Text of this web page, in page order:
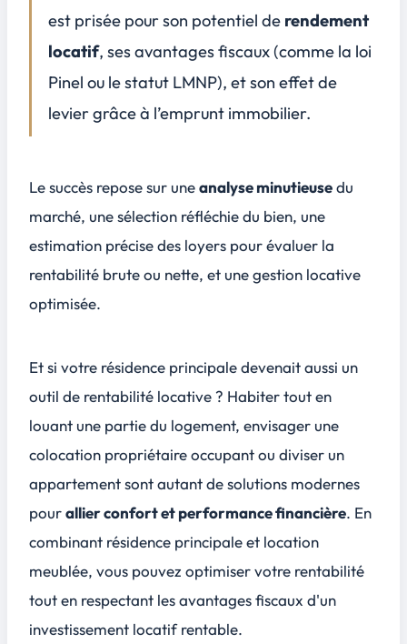
Conclusion
FAQ
est prisée pour son potentiel de rendement
locatif, ses avantages fiscaux (comme la loi
Pinel ou le statut LMNP), et son effet de
levier grâce à l’emprunt immobilier.
Le succès repose sur uneanalyse minutieusedu
marché, une sélection réfléchie du bien, une
estimation précise des loyers pour évaluer la
rentabilité brute ou nette, et une gestion locative
optimisée.
Et si votre résidence principale devenait aussi un
outil de rentabilité locative? Habiter tout en
louant une partie du logement, envisager une
colocation propriétaire occupant ou diviser un
appartement sont autant de solutions modernes
pourallier confort et performance financière. En
combinant résidence principale et location
meublée, vous pouvez optimiser votre rentabilité
tout en respectant les avantages fiscaux d'un
investissement locatif rentable.